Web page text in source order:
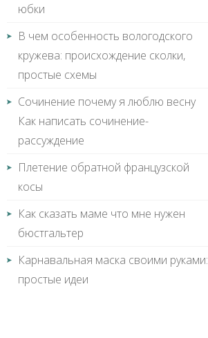
юбки
В чем особенность вологодского
кружева: происхождение сколки,
простые схемы
Сочинение почему я люблю весну
Как написать сочинение-
рассуждение
Плетение обратной французской
косы
Как сказать маме что мне нужен
бюстгальтер
Карнавальная маска своими руками:
простые идеи